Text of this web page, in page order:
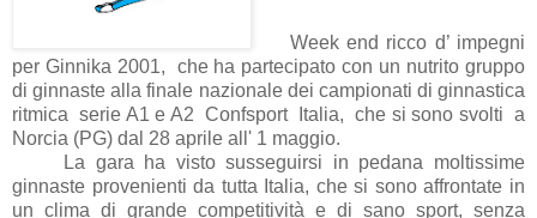
Week end ricco d’ impegni
per Ginnika 2001, che ha partecipato con un nutrito gruppo
di ginnaste alla finale nazionale dei campionati di ginnastica
ritmica serie A1 e A2 Confsport Italia, che si sono svolti a
Norcia (PG) dal 28 aprile all' 1 maggio.
La gara ha visto susseguirsi in pedana moltissime
ginnaste provenienti da tutta Italia, che si sono affrontate in
un clima di grande competitività e di sano sport, senza